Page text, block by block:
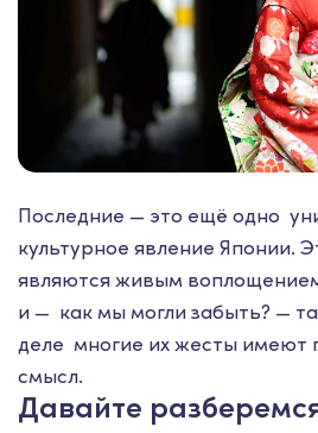
Последние — это ещё одно
культурное явление Японии.
являются живым
и — как мы могли забыть? —
деле многие их жесты имеют
смысл.
Давайте